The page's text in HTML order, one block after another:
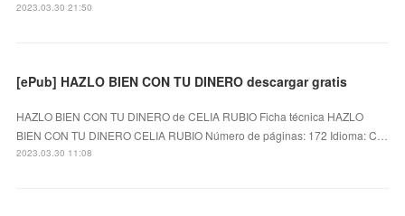
2023.03.30 21:50
[ePub] HAZLO BIEN CON TU DINERO descargar gratis
HAZLO BIEN CON TU DINERO de CELIA RUBIO Ficha técnica HAZLO
BIEN CON TU DINERO CELIA RUBIO Número de páginas: 172 Idioma: C…
2023.03.30 11:08